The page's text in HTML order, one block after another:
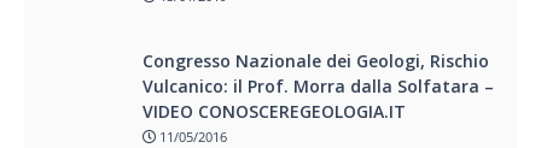
Congresso Nazionale dei Geologi, Rischio
Vulcanico: il Prof. Morra dalla Solfatara –
VIDEO CONOSCEREGEOLOGIA.IT
11/05/2016